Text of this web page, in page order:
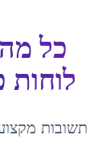
כל
לוחות
תשובות